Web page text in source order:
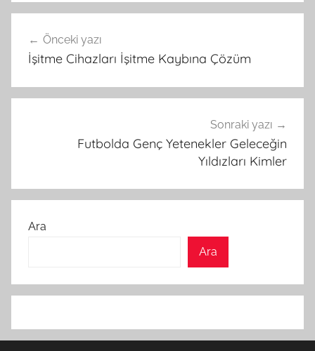
gezinmesi
Önceki yazı
İşitme Cihazları İşitme Kaybına Çözüm
Sonraki yazı
Futbolda Genç Yetenekler Geleceğin
Yıldızları Kimler
Ara
Ara